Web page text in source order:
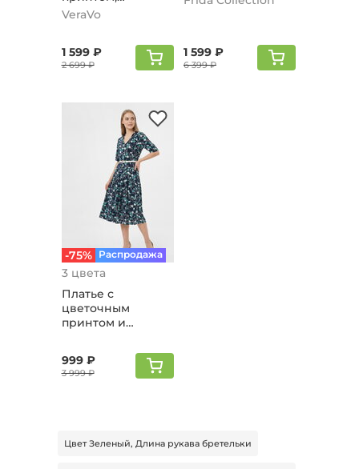
коралловый
VeraVo
1 599 ₽
2 699 ₽
1 599 ₽
6 399 ₽
-75% Распродажа
3 цвета
Платьe с
цветочным
принтом и
999 ₽
3 999 ₽
Цвет Зеленый, Длина рукава бретельки